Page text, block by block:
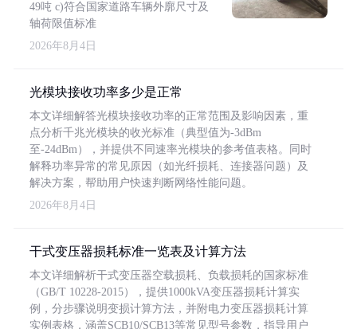
49吨 c)符合国家道路车辆外廓尺寸及
轴荷限值标准
2026年8月4日
光模块接收功率多少是正常
本文详细解答光模块接收功率的正常范围及影响因素，重
点分析千兆光模块的收光标准（典型值为-3dBm
至-24dBm），并提供不同速率光模块的参考值表格。同时
解释功率异常的常见原因（如光纤损耗、连接器问题）及
解决方案，帮助用户快速判断网络性能问题。
2026年8月4日
干式变压器损耗标准一览表及计算方法
本文详细解析干式变压器空载损耗、负载损耗的国家标准
（GB/T 10228-2015），提供1000kVA变压器损耗计算实
例，分步骤说明变损计算方法，并附电力变压器损耗计算
实例表格，涵盖SCB10/SCB13等常见型号参数，指导用户